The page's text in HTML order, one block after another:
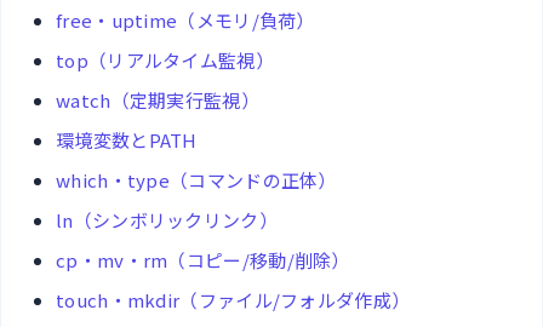
free・uptime（メモリ/負荷）
top（リアルタイム監視）
watch（定期実行監視）
環境変数とPATH
which・type（コマンドの正体）
ln（シンボリックリンク）
cp・mv・rm（コピー/移動/削除）
touch・mkdir（ファイル/フォルダ作成）